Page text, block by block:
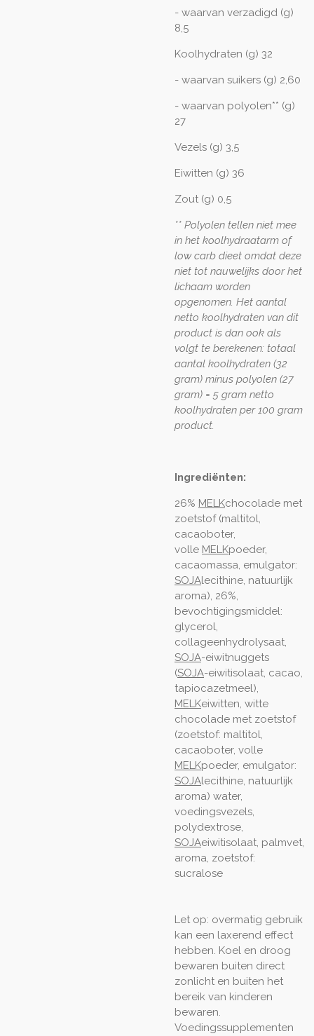
- waarvan verzadigd (g)
8,5
Koolhydraten (g) 32
- waarvan suikers (g) 2,60
- waarvan polyolen** (g)
27
Vezels (g) 3,5
Eiwitten (g) 36
Zout (g) 0,5
** Polyolen tellen niet mee
in het koolhydraatarm of
low carb dieet omdat deze
niet tot nauwelijks door het
lichaam worden
opgenomen. Het aantal
netto koolhydraten van dit
product is dan ook als
volgt te berekenen: totaal
aantal koolhydraten (32
gram) minus polyolen (27
gram) = 5 gram netto
koolhydraten per 100 gram
product.
Ingrediënten:
26% MELKchocolade met
zoetstof (maltitol,
cacaoboter,
volle MELKpoeder,
cacaomassa, emulgator:
SOJAlecithine, natuurlijk
aroma), 26%,
bevochtigingsmiddel:
glycerol,
collageenhydrolysaat,
SOJA-eiwitnuggets
(SOJA-eiwitisolaat, cacao,
tapiocazetmeel),
MELKeiwitten, witte
chocolade met zoetstof
(zoetstof: maltitol,
cacaoboter, volle
MELKpoeder, emulgator:
SOJAlecithine, natuurlijk
aroma) water,
voedingsvezels,
polydextrose,
SOJAeiwitisolaat, palmvet,
aroma, zoetstof:
sucralose
Let op: overmatig gebruik
kan een laxerend effect
hebben. Koel en droog
bewaren buiten direct
zonlicht en buiten het
bereik van kinderen
bewaren.
Voedingssupplementen